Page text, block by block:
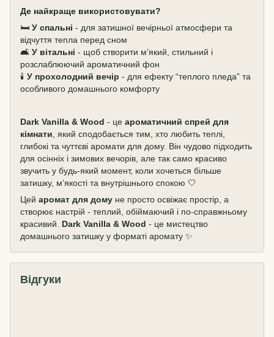
Де найкраще використовувати?
🛏️ У спальні - для затишної вечірньої атмосфери та
відчуття тепла перед сном
🛋️ У вітальні - щоб створити м’який, стильний і
розслаблюючий ароматичний фон
🕯️ У прохолодний вечір - для ефекту “теплого пледа” та
особливого домашнього комфорту
Dark Vanilla & Wood - це ароматичний спрей для
кімнати, який сподобається тим, хто любить теплі,
глибокі та чуттєві аромати для дому. Він чудово підходить
для осінніх і зимових вечорів, але так само красиво
звучить у будь-який момент, коли хочеться більше
затишку, м’якості та внутрішнього спокою 🤍
Цей аромат для дому не просто освіжає простір, а
створює настрій - теплий, обіймаючий і по-справжньому
красивий. Dark Vanilla & Wood - це мистецтво
домашнього затишку у форматі аромату ✨
Відгуки